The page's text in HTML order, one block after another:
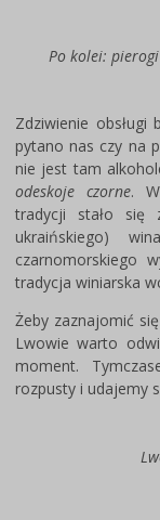
Po kolei:
Zdziwienie obsługi
pytano nas czy na
nie jest tam
odeskoje czorne.
tradycji stało się
ukraińskiego)
czarnomorskiego
tradycja winiarska
Żeby zaznajomić
Lwowie warto
moment.
rozpusty i udajemy